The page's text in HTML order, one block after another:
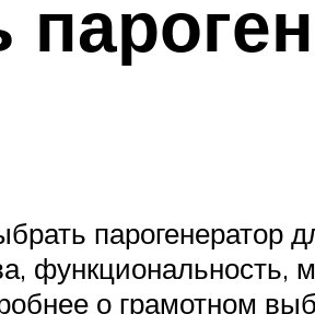
о грамотном